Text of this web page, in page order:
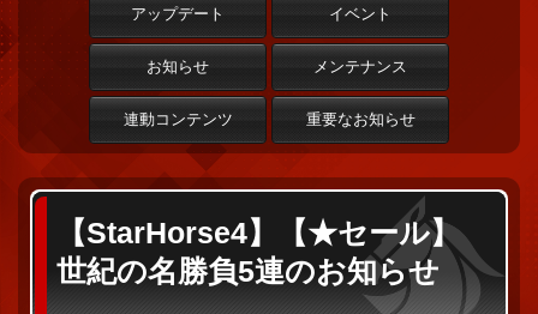
アップデート イベント
お知らせ メンテナンス
連動コンテンツ 重要なお知らせ
【StarHorse4】【★セール】
世紀の名勝負5連のお知らせ